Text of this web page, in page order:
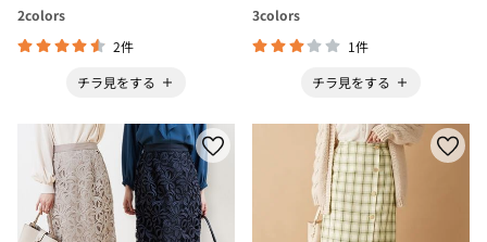
2colors
2件
チラ見をする
3colors
1件
チラ見をする